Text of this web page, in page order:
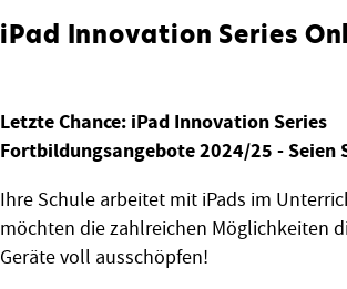
iPad Innovation Series
Letzte Chance: iPad Innovation Series
Fortbildungsangebote 2024/25 - Seien
Ihre Schule arbeitet mit iPads im
möchten die zahlreichen Möglichkeiten
Geräte voll ausschöpfen!